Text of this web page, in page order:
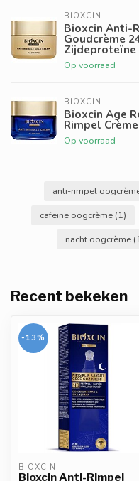
BIOXCIN
Bioxcin Anti-
Goudcrème
Zijdeproteïne
Op voorraad
BIOXCIN
Bioxcin Age
Rimpel Crème
Op voorraad
anti-rimpel
cafeïne oogcrème (1)
nacht oogcrème
Recent bekeken
-13%
BIOXCIN
Bioxcin Anti-Rimpel